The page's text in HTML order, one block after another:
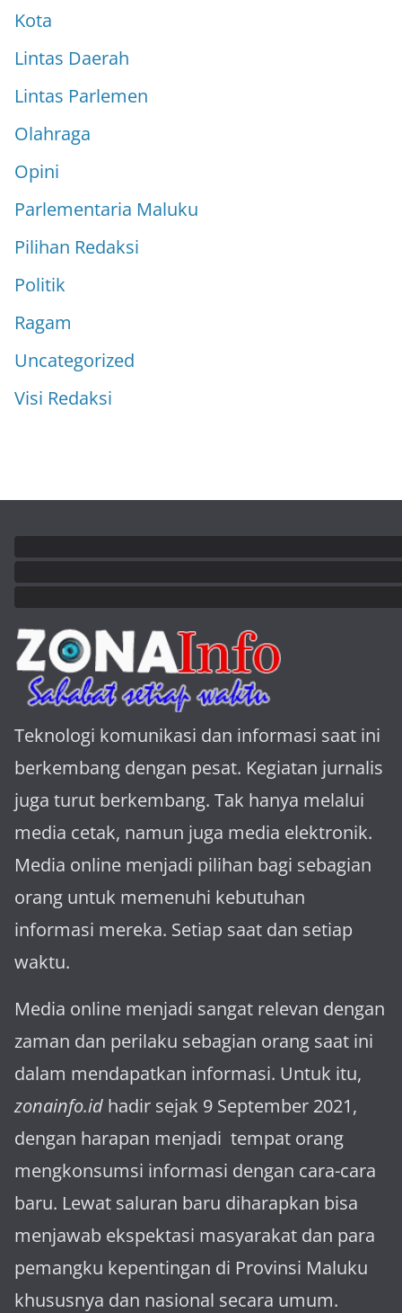
Kota
Lintas Daerah
Lintas Parlemen
Olahraga
Opini
Parlementaria Maluku
Pilihan Redaksi
Politik
Ragam
Uncategorized
Visi Redaksi
Teknologi komunikasi dan informasi saat ini
berkembang dengan pesat. Kegiatan jurnalis
juga turut berkembang. Tak hanya melalui
media cetak, namun juga media elektronik.
Media online menjadi pilihan bagi sebagian
orang untuk memenuhi kebutuhan
informasi mereka. Setiap saat dan setiap
waktu.
Media online menjadi sangat relevan dengan
za­man dan perilaku sebagian orang saat ini
dalam mendapatkan informasi. Untuk itu,
zonainfo.id hadir sejak 9 September 2021,
dengan harapan menjadi tem­pat orang
mengkonsumsi informasi dengan cara-cara
baru. Lewat sa­luran ba­ru diharapkan bisa
menja­wab ekspektasi masya­rakat dan para
pemangku kepen­tingan di Provinsi Maluku
khususnya dan nasional secara umum.